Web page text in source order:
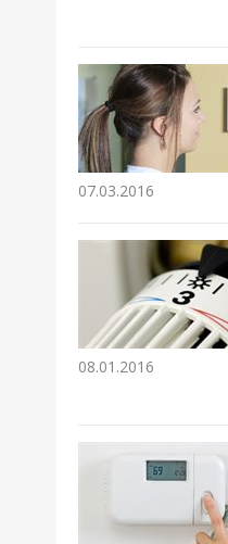
07.03.2016
08.01.2016